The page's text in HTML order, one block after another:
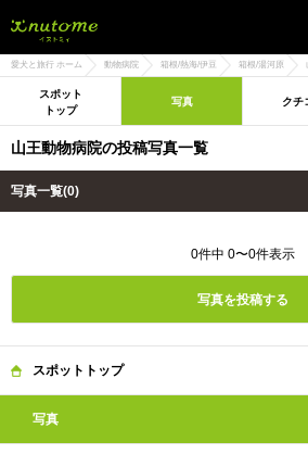
愛犬と旅行 ホーム 動物病院 箱根/熱海/伊豆 箱根/湯河原
スポット
トップ
写真 クチ
山王動物病院の投稿写真一覧
写真一覧(0)
0件中 0〜0件表示
写真を投稿する
スポット トップ
写真